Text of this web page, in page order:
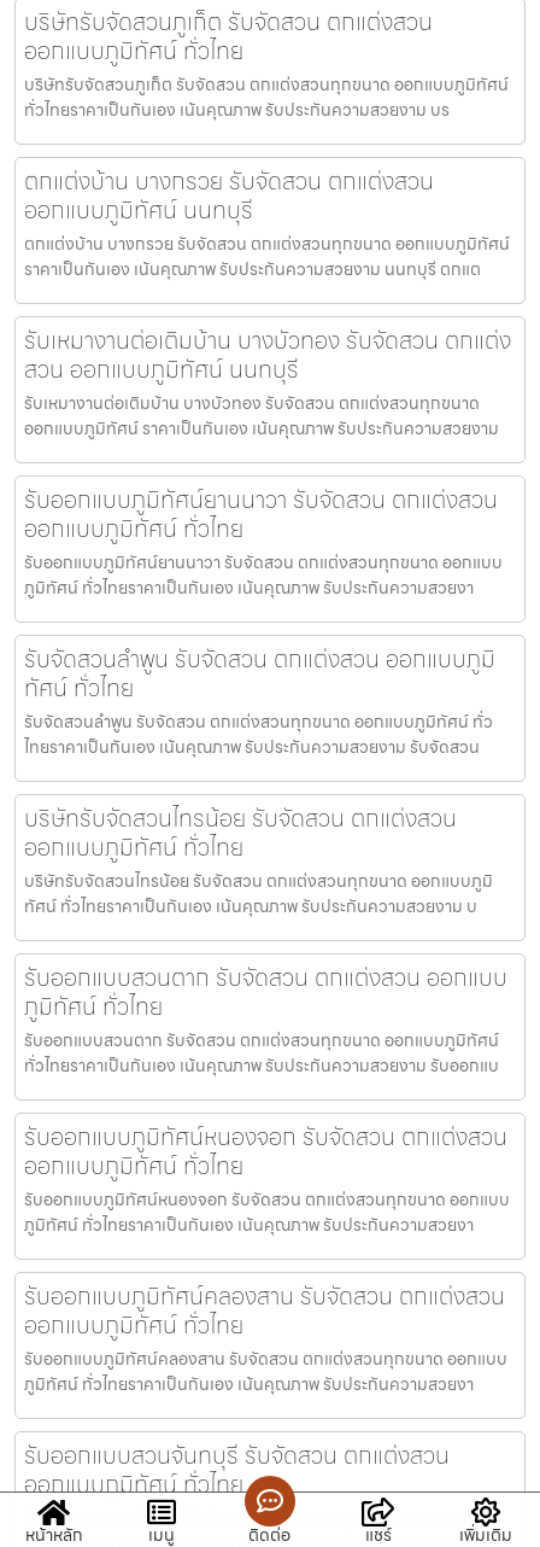
บริษัทรับจัดสวนภูเก็ต รับจัดสวน ตกแต่งสวน
ออกแบบภูมิทัศน์ ทั่วไทย
บริษัทรับจัดสวนภูเก็ต รับจัดสวน ตกแต่งสวนทุกขนาด ออกแบบภูมิทัศน์
ทั่วไทยราคาเป็นกันเอง เน้นคุณภาพ รับประกันความสวยงาม บร
ตกแต่งบ้าน บางกรวย รับจัดสวน ตกแต่งสวน
ออกแบบภูมิทัศน์ นนทบุรี
ตกแต่งบ้าน บางกรวย รับจัดสวน ตกแต่งสวนทุกขนาด ออกแบบภูมิทัศน์
ราคาเป็นกันเอง เน้นคุณภาพ รับประกันความสวยงาม นนทบุรี ตกแต
รับเหมางานต่อเติมบ้าน บางบัวทอง รับจัดสวน ตกแต่ง
สวน ออกแบบภูมิทัศน์ นนทบุรี
รับเหมางานต่อเติมบ้าน บางบัวทอง รับจัดสวน ตกแต่งสวนทุกขนาด
ออกแบบภูมิทัศน์ ราคาเป็นกันเอง เน้นคุณภาพ รับประกันความสวยงาม
รับออกแบบภูมิทัศน์ยานนาวา รับจัดสวน ตกแต่งสวน
ออกแบบภูมิทัศน์ ทั่วไทย
รับออกแบบภูมิทัศน์ยานนาวา รับจัดสวน ตกแต่งสวนทุกขนาด ออกแบบ
ภูมิทัศน์ ทั่วไทยราคาเป็นกันเอง เน้นคุณภาพ รับประกันความสวยงา
รับจัดสวนลำพูน รับจัดสวน ตกแต่งสวน ออกแบบภูมิ
ทัศน์ ทั่วไทย
รับจัดสวนลำพูน รับจัดสวน ตกแต่งสวนทุกขนาด ออกแบบภูมิทัศน์ ทั่ว
ไทยราคาเป็นกันเอง เน้นคุณภาพ รับประกันความสวยงาม รับจัดสวน
บริษัทรับจัดสวนไทรน้อย รับจัดสวน ตกแต่งสวน
ออกแบบภูมิทัศน์ ทั่วไทย
บริษัทรับจัดสวนไทรน้อย รับจัดสวน ตกแต่งสวนทุกขนาด ออกแบบภูมิ
ทัศน์ ทั่วไทยราคาเป็นกันเอง เน้นคุณภาพ รับประกันความสวยงาม บ
รับออกแบบสวนตาก รับจัดสวน ตกแต่งสวน ออกแบบ
ภูมิทัศน์ ทั่วไทย
รับออกแบบสวนตาก รับจัดสวน ตกแต่งสวนทุกขนาด ออกแบบภูมิทัศน์
ทั่วไทยราคาเป็นกันเอง เน้นคุณภาพ รับประกันความสวยงาม รับออกแบ
รับออกแบบภูมิทัศน์หนองจอก รับจัดสวน ตกแต่งสวน
ออกแบบภูมิทัศน์ ทั่วไทย
รับออกแบบภูมิทัศน์หนองจอก รับจัดสวน ตกแต่งสวนทุกขนาด ออกแบบ
ภูมิทัศน์ ทั่วไทยราคาเป็นกันเอง เน้นคุณภาพ รับประกันความสวยงา
รับออกแบบภูมิทัศน์คลองสาน รับจัดสวน ตกแต่งสวน
ออกแบบภูมิทัศน์ ทั่วไทย
รับออกแบบภูมิทัศน์คลองสาน รับจัดสวน ตกแต่งสวนทุกขนาด ออกแบบ
ภูมิทัศน์ ทั่วไทยราคาเป็นกันเอง เน้นคุณภาพ รับประกันความสวยงา
รับออกแบบสวนจันทบุรี รับจัดสวน ตกแต่งสวน
ออกแบบภูมิทัศน์ ทั่วไทย
รับออกแบบสวนจันทบุรี รับจัดสวน ตกแต่งสวนทุกขนาด ออกแบบภูมิ
หน้าหลัก เมนู ติดต่อ แชร์ เพิ่มเติม